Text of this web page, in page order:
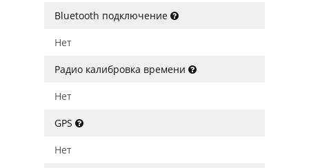
Bluetooth подключение
Нет
Радио калибровка времени
Нет
GPS
Нет